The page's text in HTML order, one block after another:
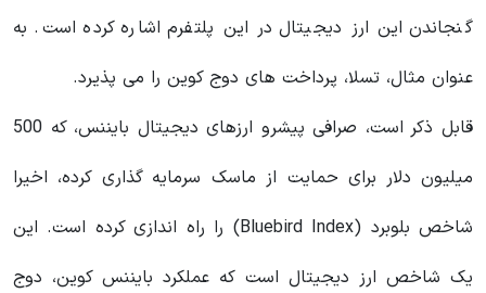
گنجاندن این ارز دیجیتال در این پلتفرم اشاره کرده است. به
عنوان مثال، تسلا، پرداخت های دوج کوین را می پذیرد.
قابل ذکر است، صرافی پیشرو ارزهای دیجیتال بایننس، که 500
میلیون دلار برای حمایت از ماسک سرمایه‌ گذاری کرده، اخیرا
شاخص بلوبرد (Bluebird Index) را راه‌ اندازی کرده است. این
یک شاخص ارز دیجیتال است که عملکرد بایننس کوین، دوج